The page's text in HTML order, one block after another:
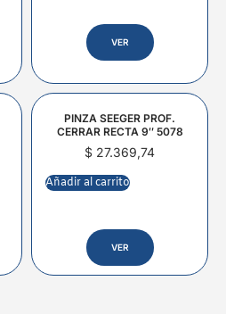
VER
PINZA SEEGER PROF.
CERRAR RECTA 9″ 5078
$ 27.369,74
Añadir al carrito
VER